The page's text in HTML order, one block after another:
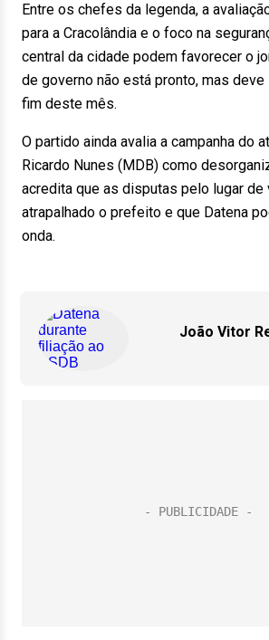
Entre os chefes da legenda, a
para a Cracolândia e o foco na
central da cidade podem favorecer o
de governo não está pronto, mas
fim deste mês.
O partido ainda avalia a campanha do
Ricardo Nunes (MDB) como
acredita que as disputas pelo lugar de
atrapalhado o prefeito e que Datena
onda.
João Vitor